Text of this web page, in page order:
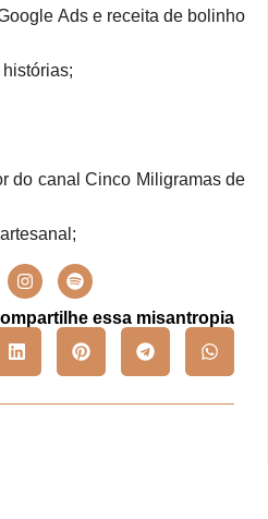
Ads e receita de bolinho
do canal Cinco Miligramas de
essa misantropia